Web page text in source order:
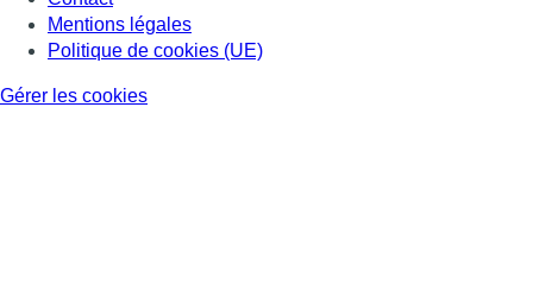
Mentions légales
Politique de cookies (UE)
Gérer les cookies